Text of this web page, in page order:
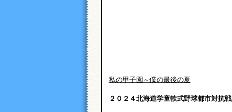
私の甲子園～僕の最後の夏
２０２４北海道学童軟式野球都市対抗戦